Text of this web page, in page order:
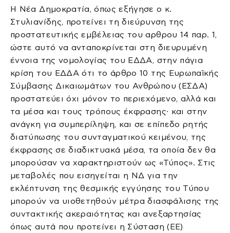
Η Νέα Δημοκρατία, όπως εξήγησε ο κ.
Στυλιανίδης, προτείνει τη διεύρυνση της
προστατευτικής εμβέλειας του αρθρου 14 παρ. 1,
ώστε αυτό να ανταποκρίνεται στη διευρυμένη
έννοια της νομολογίας του ΕΔΔΑ, στην πάγια
κρίση του ΕΔΔΑ ότι το άρθρο 10 της Ευρωπαϊκής
Σύμβασης Δικαιωμάτων του Ανθρώπου (ΕΣΔΑ)
προστατεύει όχι μόνον το περιεχόμενο, αλλά και
τα μέσα και τους τρόπους έκφρασης· και στην
ανάγκη για συμπερίληψη, και σε επίπεδο ρητής
διατύπωσης του συνταγματικού κειμένου, της
έκφρασης σε διαδικτυακά μέσα, τα οποία δεν θα
μπορούσαν να χαρακτηριστούν ως «Τύπος». Στις
μεταβολές που εισηγείται η ΝΔ για την
εκλέπτυνση της θεσμικής εγγύησης του Τύπου
μπορούν να υιοθετηθούν μέτρα διασφάλισης της
συντακτικής ακεραιότητας και ανεξαρτησίας
όπως αυτά που προτείνει η Σύσταση (ΕΕ)